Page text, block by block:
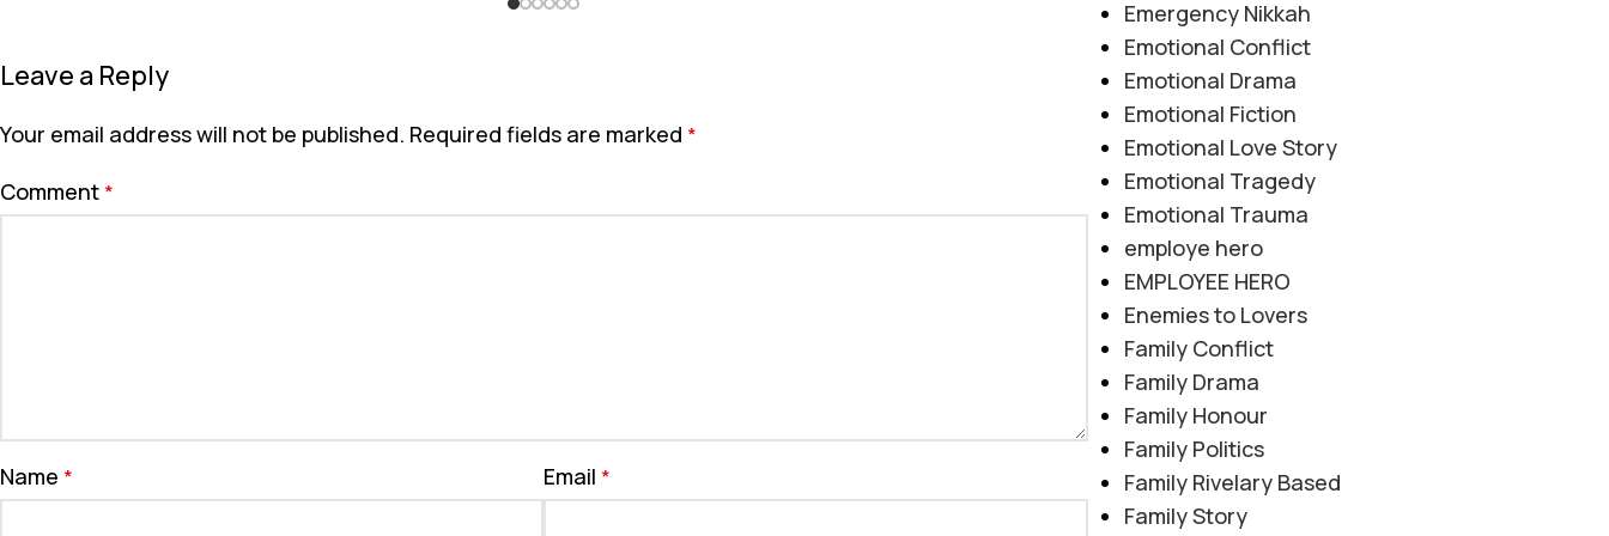
Leave a Reply
Your email address will not be published. Required fields are marked *
Comment *
Name * Email *
Emergency Nikkah
Emotional Conflict
Emotional Drama
Emotional Fiction
Emotional Love Story
Emotional Tragedy
Emotional Trauma
employe hero
EMPLOYEE HERO
Enemies to Lovers
Family Conflict
Family Drama
Family Honour
Family Politics
Family Rivelary Based
Family Story